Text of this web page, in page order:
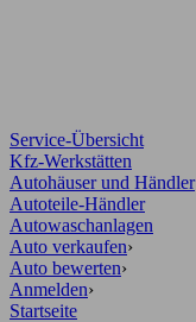
Service-Übersicht
Kfz-Werkstätten
Autohäuser und Händler
Autoteile-Händler
Autowaschanlagen
Auto verkaufen›
Auto bewerten›
Anmelden›
Startseite